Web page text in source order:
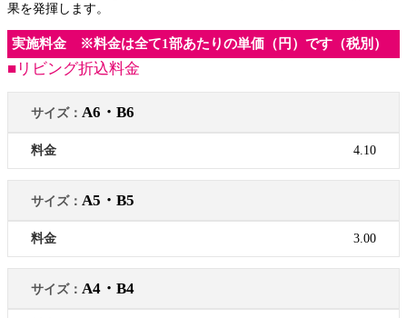
果を発揮します。
実施料金 ※料金は全て1部あたりの単価（円）です（税別）
■リビング折込料金
A6・B6
4.10
A5・B5
3.00
A4・B4